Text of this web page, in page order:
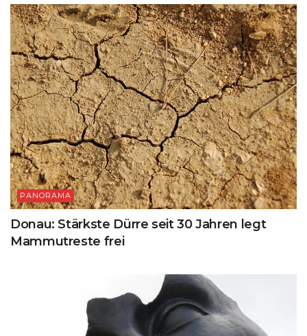
PANORAMA
Donau: Stärkste Dürre seit 30 Jahren legt
Mammutreste frei